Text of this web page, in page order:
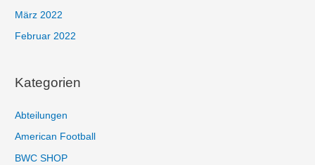
März 2022
Februar 2022
Kategorien
Abteilungen
American Football
BWC SHOP